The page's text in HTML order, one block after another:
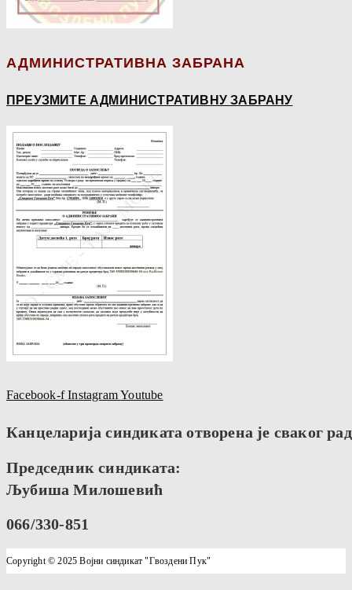
АДМИНИСТРАТИВНА ЗАБРАНА
ПРЕУЗМИТЕ АДМИНИСТРАТИВНУ ЗАБРАНУ
Facebook-f InstagramYoutube
Канцеларија синдиката отворена је сваког
Председник синдиката:
Љубиша Милошевић
066/330-851
Copyright © 2025 Војни синдикат "Гвоздени Пук"